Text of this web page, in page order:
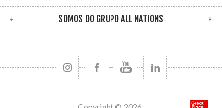
SOMOS DO GRUPO ALL NATIONS